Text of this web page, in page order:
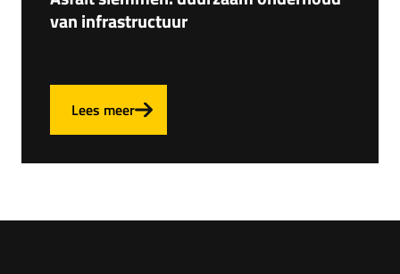
van infrastructuur
Lees meer